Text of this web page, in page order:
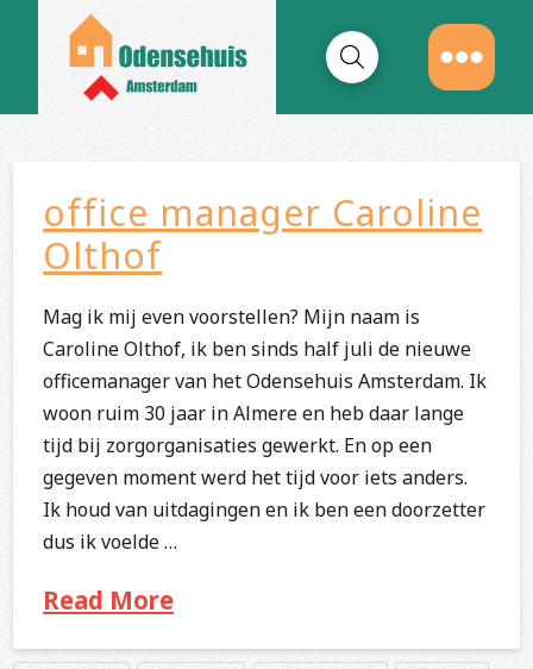
office manager Caroline
Olthof
Mag ik mij even voorstellen? Mijn naam is
Caroline Olthof, ik ben sinds half juli de nieuwe
officemanager van het Odensehuis Amsterdam. Ik
woon ruim 30 jaar in Almere en heb daar lange
tijd bij zorgorganisaties gewerkt. En op een
gegeven moment werd het tijd voor iets anders.
Ik houd van uitdagingen en ik ben een doorzetter
dus ik voelde …
Read More